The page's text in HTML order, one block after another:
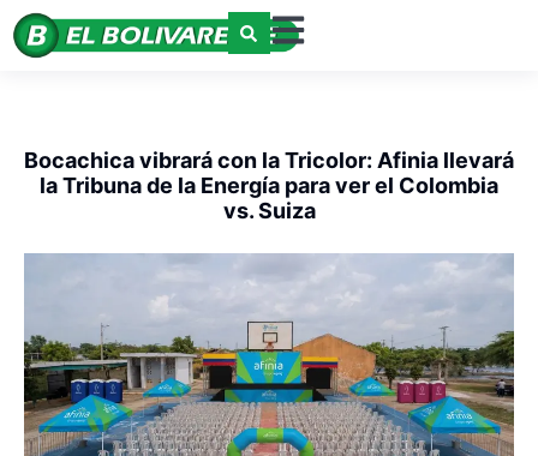
Bocachica vibrará con la Tricolor: Afinia llevará
la Tribuna de la Energía para ver el Colombia
vs. Suiza